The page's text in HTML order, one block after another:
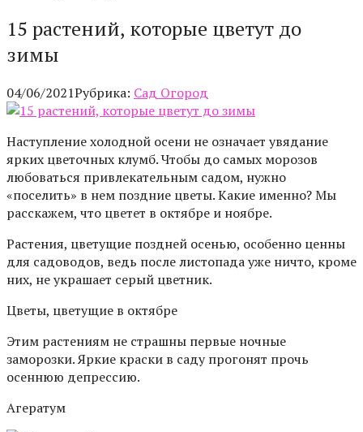
15 растений, которые цветут до
зимы
04/06/2021Рубрика: Сад Огород
Наступление холодной осени не означает увядание
ярких цветочных клумб. Чтобы до самых морозов
любоваться привлекательным садом, нужно
«поселить» в нем поздние цветы. Какие именно? Мы
расскажем, что цветет в октябре и ноябре.
Растения, цветущие поздней осенью, особенно ценны
для садоводов, ведь после листопада уже ничто, кроме
них, не украшает серый цветник.
Цветы, цветущие в октябре
Этим растениям не страшны первые ночные
заморозки. Яркие краски в саду прогонят прочь
осеннюю депрессию.
Агератум